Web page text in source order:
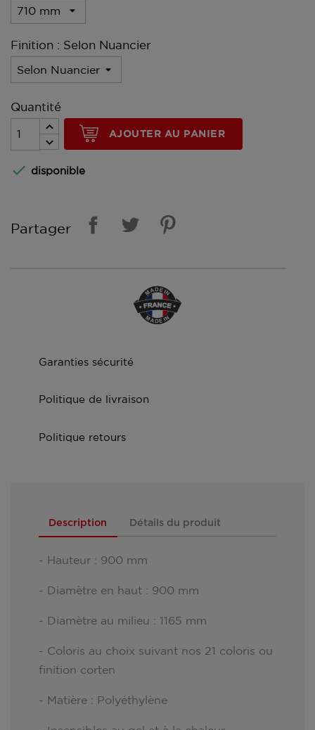
Finition : Selon Nuancier
Quantité
AJOUTER AU PANIER
 disponible
Partager
Garanties sécurité
Politique de livraison
Politique retours
Description Détails du produit
- Hauteur : 900 mm
- Diamètre en haut : 900 mm
- Diamètre au milieu : 1165 mm
- Coloris au choix suivant nos 21 coloris ou
finition corten
- Matière : Polyéthylène